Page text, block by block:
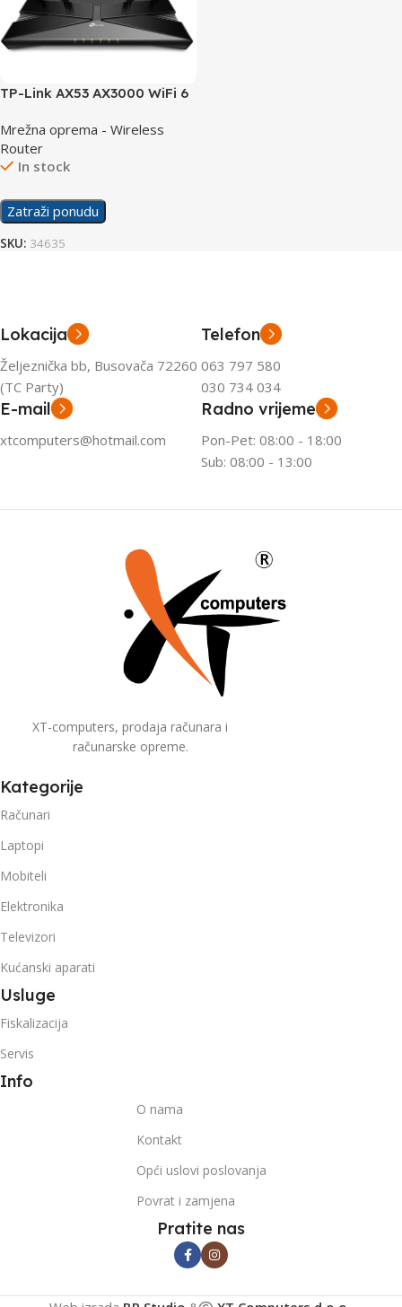
TP-Link AX53 AX3000 WiFi 6
Mrežna oprema - Wireless
Router
In stock
Zatraži ponudu
SKU: 34635
Lokacija
Željeznička bb, Busovača 72260
(TC Party)
Telefon
063 797 580
030 734 034
E-mail
xtcomputers@hotmail.com
Radno vrijeme
Pon-Pet: 08:00 - 18:00
Sub: 08:00 - 13:00
XT-computers, prodaja računara i
računarske opreme.
Kategorije
Računari
Laptopi
Mobiteli
Elektronika
Televizori
Kućanski aparati
Usluge
Fiskalizacija
Servis
Info
O nama
Kontakt
Opći uslovi poslovanja
Povrat i zamjena
Pratite nas